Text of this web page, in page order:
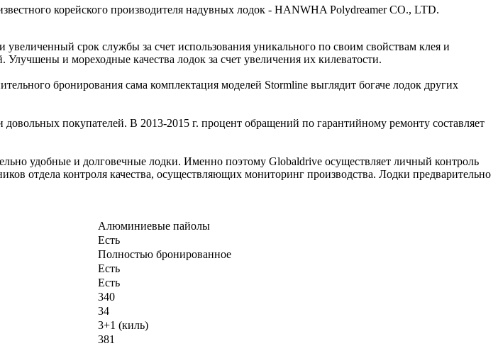
корейского производителя надувных лодок - HANWHA Polydreamer CO., LTD.
срок службы за счет использования уникального по своим свойствам клея и
и мореходные качества лодок за счет увеличения их килеватости.
бронирования сама комплектация моделей Stormline выглядит богаче лодок других
покупателей. В 2013-2015 г. процент обращений по гарантийному ремонту составляет
удобные и долговечные лодки. Именно поэтому Globaldrive осуществляет личный контроль
отдела контроля качества, осуществляющих мониторинг производства. Лодки предварительно
Алюминиевые пайолы
Есть
Полностью бронированное
Есть
Есть
340
34
3+1 (киль)
381